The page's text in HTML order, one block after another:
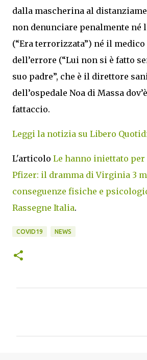
dalla mascherina al
non denunciare penalmente né
(“Era terrorizzata”) né il
dell’errore (“Lui non si è fatto
suo padre”, che è il direttore
dell’ospedale Noa di Massa
fattaccio.
Leggi la notizia su Libero
L'articolo Le hanno iniettato
Pfizer: il dramma di Virginia 3
conseguenze fisiche e
Rassegne Italia.
COVID19 NEWS